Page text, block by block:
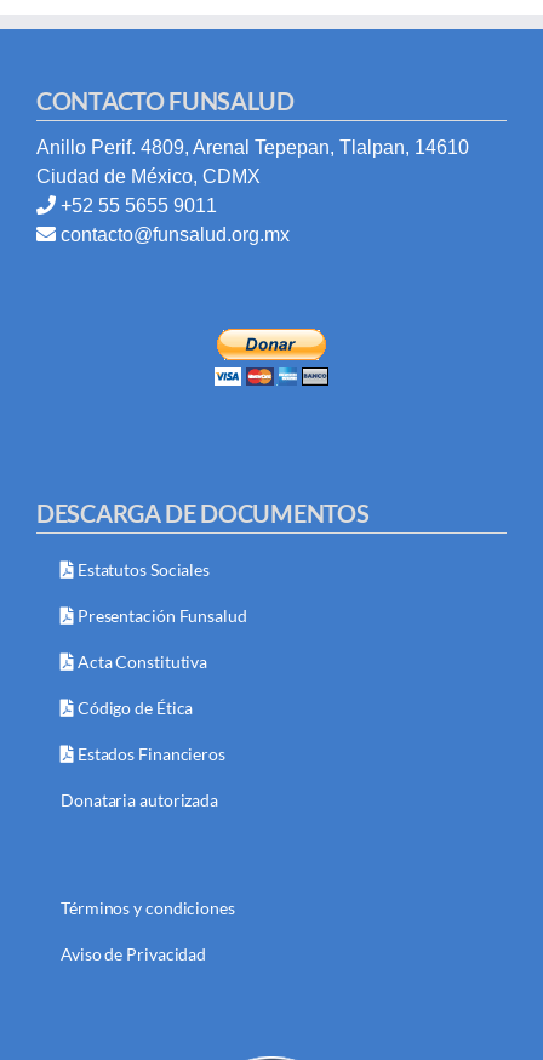
CONTACTO FUNSALUD
Anillo Perif. 4809, Arenal Tepepan, Tlalpan, 14610
Ciudad de México, CDMX
+52 55 5655 9011
contacto@funsalud.org.mx
DESCARGA DE DOCUMENTOS
Estatutos Sociales
Presentación Funsalud
Acta Constitutiva
Código de Ética
Estados Financieros
Donataria autorizada
Términos y condiciones
Aviso de Privacidad